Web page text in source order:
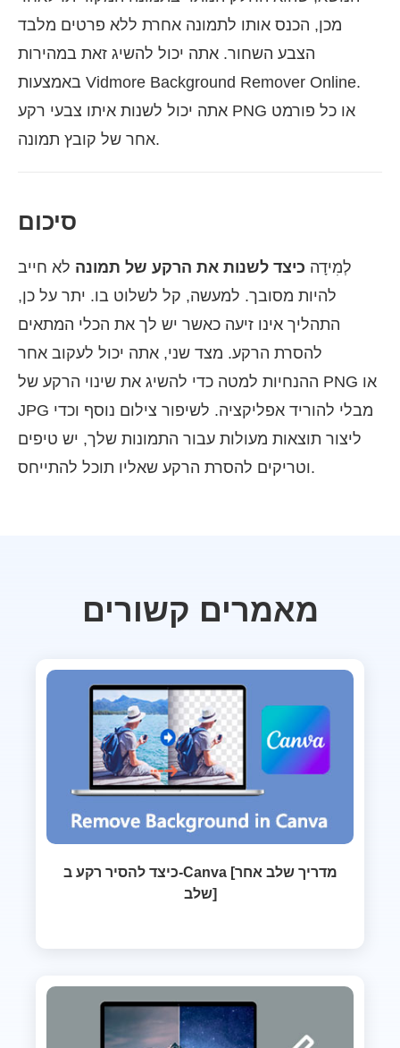
מכן, הכנס אותו לתמונה אחרת ללא פרטים מלבד
הצבע השחור. אתה יכול להשיג זאת במהירות
באמצעות Vidmore Background Remover Online.
אתה יכול לשנות איתו צבעי רקע PNG או כל פורמט
אחר של קובץ תמונה.
סיכום
לְמִידָה כיצד לשנות את הרקע של תמונה לא חייב
להיות מסובך. למעשה, קל לשלוט בו. יתר על כן,
התהליך אינו זיעה כאשר יש לך את הכלי המתאים
להסרת הרקע. מצד שני, אתה יכול לעקוב אחר
ההנחיות למטה כדי להשיג את שינוי הרקע של PNG או
JPG מבלי להוריד אפליקציה. לשיפור צילום נוסף וכדי
ליצור תוצאות מעולות עבור התמונות שלך, יש טיפים
וטריקים להסרת הרקע שאליו תוכל להתייחס.
מאמרים קשורים
כיצד להסיר רקע ב-Canva [מדריך שלב אחר
שלב]